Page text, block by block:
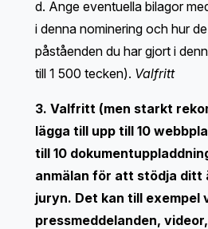
d. Ange eventuella bilagor
i denna nominering och hur
påståenden du har gjort i
till 1 500 tecken). Valfritt
3. Valfritt (men starkt
lägga till upp till 10
till 10
anmälan för att stödja ditt
juryn. Det kan till exempel
pressmeddelanden,